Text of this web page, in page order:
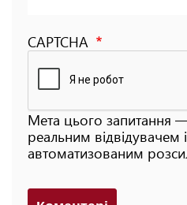
CAPTCHA
Мета цього запитання
реальним відвідувачем
автоматизованим